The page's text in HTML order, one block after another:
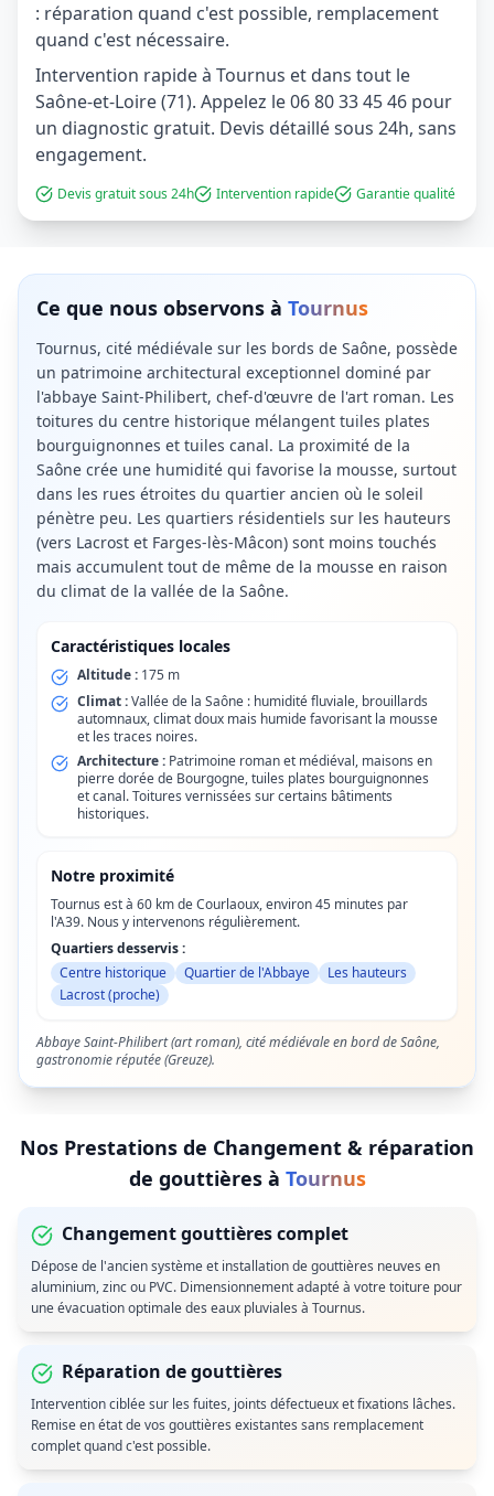
: réparation quand c'est possible, remplacement
quand c'est nécessaire.
Intervention rapide à Tournus et dans tout le
Saône-et-Loire (71). Appelez le 06 80 33 45 46 pour
un diagnostic gratuit. Devis détaillé sous 24h, sans
engagement.
Devis gratuit sous 24h Intervention rapide Garantie qualité
Ce que nous observons à Tournus
Tournus, cité médiévale sur les bords de Saône, possède
un patrimoine architectural exceptionnel dominé par
l'abbaye Saint-Philibert, chef-d'œuvre de l'art roman. Les
toitures du centre historique mélangent tuiles plates
bourguignonnes et tuiles canal. La proximité de la
Saône crée une humidité qui favorise la mousse, surtout
dans les rues étroites du quartier ancien où le soleil
pénètre peu. Les quartiers résidentiels sur les hauteurs
(vers Lacrost et Farges-lès-Mâcon) sont moins touchés
mais accumulent tout de même de la mousse en raison
du climat de la vallée de la Saône.
Caractéristiques locales
Altitude : 175 m
Climat :Vallée de la Saône : humidité fluviale, brouillards
automnaux, climat doux mais humide favorisant la mousse
et les traces noires.
Architecture : Patrimoine roman et médiéval, maisons en
pierre dorée de Bourgogne, tuiles plates bourguignonnes
et canal. Toitures vernissées sur certains bâtiments
historiques.
Notre proximité
Tournus est à 60 km de Courlaoux, environ 45 minutes par
l'A39. Nous y intervenons régulièrement.
Quartiers desservis :
Centre historique
Quartier de l'Abbaye
Les hauteurs
Lacrost (proche)
Abbaye Saint-Philibert (art roman), cité médiévale en bord de Saône,
gastronomie réputée (Greuze).
Nos Prestations de Changement & réparation
de gouttièresà Tournus
Changement gouttières complet
Dépose de l'ancien système et installation de gouttières neuves en
aluminium, zinc ou PVC. Dimensionnement adapté à votre toiture pour
une évacuation optimale des eaux pluviales à Tournus.
Réparation de gouttières
Intervention ciblée sur les fuites, joints défectueux et fixations lâches.
Remise en état de vos gouttières existantes sans remplacement
complet quand c'est possible.